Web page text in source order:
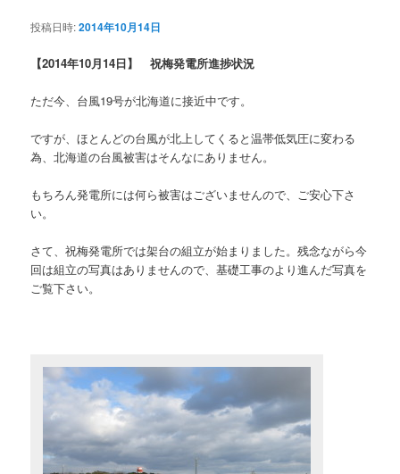
投稿日時:2014年10月14日
【2014年10月14日】 祝梅発電所進捗状況
ただ今、台風19号が北海道に接近中です。
ですが、ほとんどの台風が北上してくると温帯低気圧に変わる
為、北海道の台風被害はそんなにありません。
もちろん発電所には何ら被害はございませんので、ご安心下さ
い。
さて、祝梅発電所では架台の組立が始まりました。残念ながら今
回は組立の写真はありませんので、基礎工事のより進んだ写真を
ご覧下さい。